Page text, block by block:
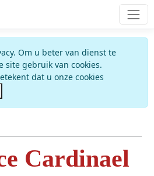
Om u beter van dienst te
site gebruik van cookies.
dat u onze cookies
Cardinael